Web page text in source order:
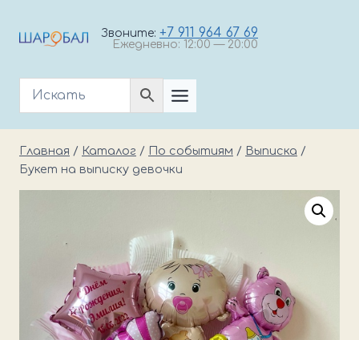
Звоните: +7 911 964 67 69
Ежедневно: 12:00 — 20:00
Главная / Каталог / По событиям / Выписка /
Букет на выписку девочки